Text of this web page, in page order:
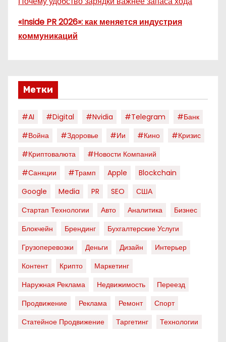
«Inside PR 2026»: как меняется индустрия
коммуникаций
Метки
#AI #digital #nvidia #telegram
#банк
#война
#здоровье #ии #кино
#кризис
#криптовалюта
#новости Компаний
#санкции
#трамп Apple
Blockchain
Google
Media PR SEO
США
Стартап Технологии
Авто Аналитика
Бизнес
Блокчейн
Брендинг
Бухгалтерские Услуги
Грузоперевозки
Деньги Дизайн
Интерьер
Контент
Крипто
Маркетинг
Наружная Реклама
Недвижимость
Переезд
Продвижение
Реклама Ремонт
Спорт
Статейное Продвижение
Таргетинг Технологии